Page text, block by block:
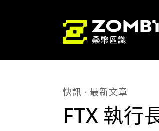
快訊 最新文章
FTX 執行